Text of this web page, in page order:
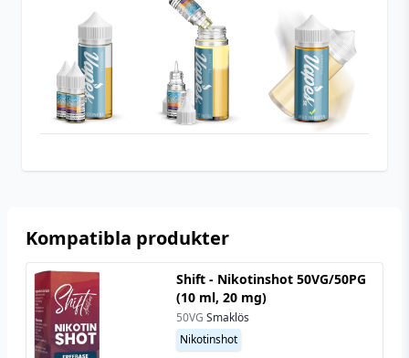
Shortfill
Kompatibla produkter
Shift - Nikotinshot 50VG/50PG
(10 ml, 20 mg)
50VG Smaklös
Nikotinshot